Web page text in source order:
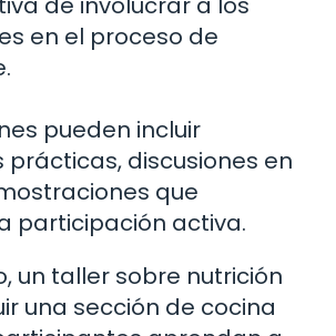
en el proceso de
pueden incluir
discusiones en
que
participación activa.
un taller sobre nutrición
una sección de cocina